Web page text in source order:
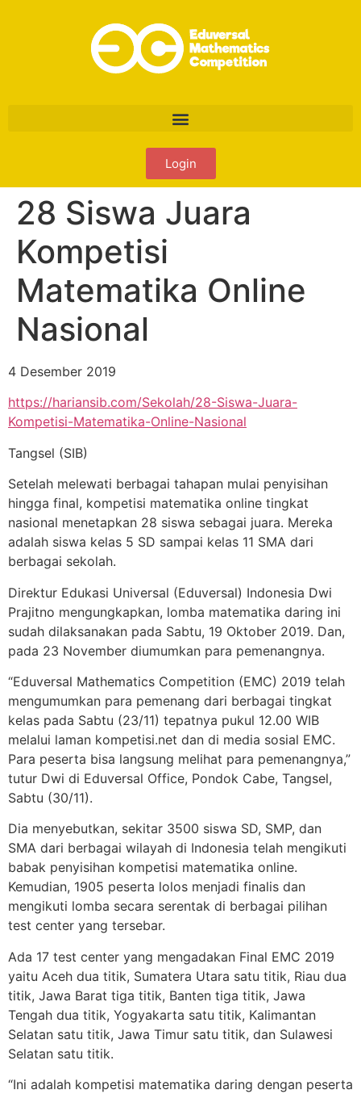
Login
28 Siswa Juara
Kompetisi
Matematika Online
Nasional
4 Desember 2019
https://hariansib.com/Sekolah/28-Siswa-Juara-
Kompetisi-Matematika-Online-Nasional
Tangsel (SIB)
Setelah melewati berbagai tahapan mulai penyisihan
hingga final, kompetisi matematika online tingkat
nasional menetapkan 28 siswa sebagai juara. Mereka
adalah siswa kelas 5 SD sampai kelas 11 SMA dari
berbagai sekolah.
Direktur Edukasi Universal (Eduversal) Indonesia Dwi
Prajitno mengungkapkan, lomba matematika daring ini
sudah dilaksanakan pada Sabtu, 19 Oktober 2019. Dan,
pada 23 November diumumkan para pemenangnya.
“Eduversal Mathematics Competition (EMC) 2019 telah
mengumumkan para pemenang dari berbagai tingkat
kelas pada Sabtu (23/11) tepatnya pukul 12.00 WIB
melalui laman kompetisi.net dan di media sosial EMC.
Para peserta bisa langsung melihat para pemenangnya,”
tutur Dwi di Eduversal Office, Pondok Cabe, Tangsel,
Sabtu (30/11).
Dia menyebutkan, sekitar 3500 siswa SD, SMP, dan
SMA dari berbagai wilayah di Indonesia telah mengikuti
babak penyisihan kompetisi matematika online.
Kemudian, 1905 peserta lolos menjadi finalis dan
mengikuti lomba secara serentak di berbagai pilihan
test center yang tersebar.
Ada 17 test center yang mengadakan Final EMC 2019
yaitu Aceh dua titik, Sumatera Utara satu titik, Riau dua
titik, Jawa Barat tiga titik, Banten tiga titik, Jawa
Tengah dua titik, Yogyakarta satu titik, Kalimantan
Selatan satu titik, Jawa Timur satu titik, dan Sulawesi
Selatan satu titik.
“Ini adalah kompetisi matematika daring dengan peserta